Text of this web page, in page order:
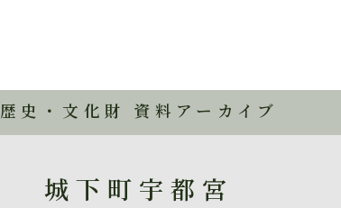
歴史・文化財 資料アーカイブ
城下町宇都宮